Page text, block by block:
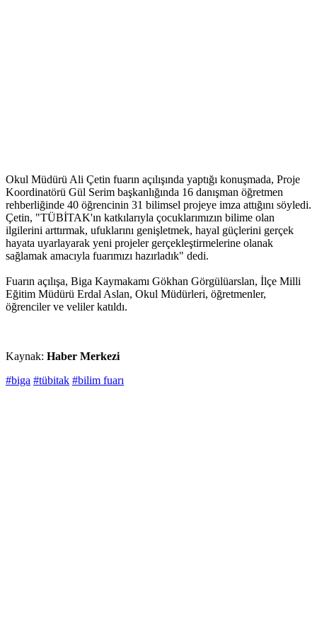
Okul Müdürü Ali Çetin fuarın açılışında yaptığı konuşmada, Proje
Koordinatörü Gül Serim başkanlığında 16 danışman öğretmen
rehberliğinde 40 öğrencinin 31 bilimsel projeye imza attığını söyledi.
Çetin, "TÜBİTAK'ın katkılarıyla çocuklarımızın bilime olan
ilgilerini arttırmak, ufuklarını genişletmek, hayal güçlerini gerçek
hayata uyarlayarak yeni projeler gerçekleştirmelerine olanak
sağlamak amacıyla fuarımızı hazırladık" dedi.
Fuarın açılışa, Biga Kaymakamı Gökhan Görgülüarslan, İlçe Milli
Eğitim Müdürü Erdal Aslan, Okul Müdürleri, öğretmenler,
öğrenciler ve veliler katıldı.
Kaynak: Haber Merkezi
#biga #tübitak #bilim fuarı